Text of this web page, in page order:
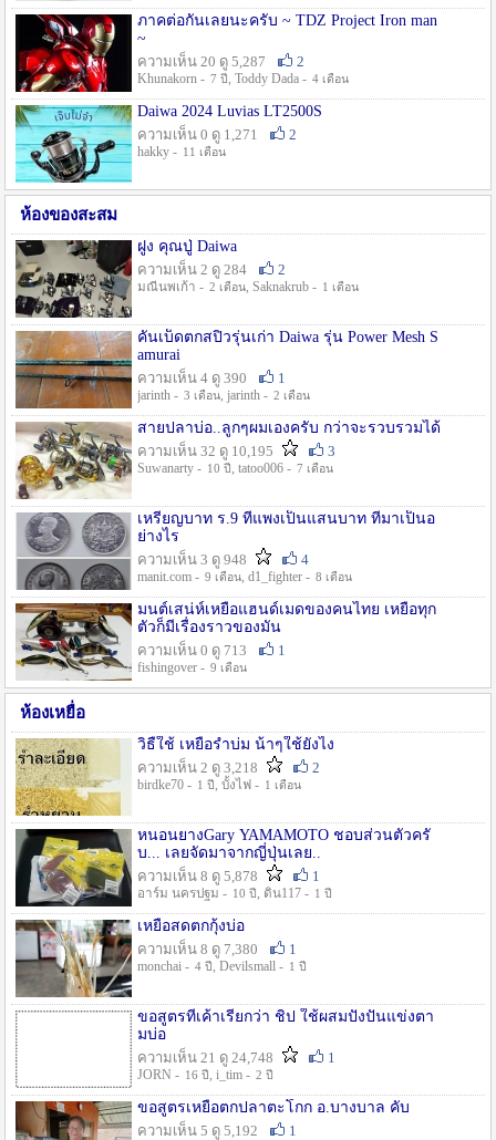
ภาคต่อกันเลยนะครับ ~ TDZ Project Iron man
~
ความเห็น 20 ดู 5,287
2
Khunakorn - 7 ปี , Toddy Dada - 4 เดือน
Daiwa 2024 Luvias LT2500S
ความเห็น 0 ดู 1,271
2
hakky - 11 เดือน
ห้องของสะสม
ฝูง คุณปู่ Daiwa
ความเห็น 2 ดู 284
2
มณีนพเก้า - 2 เดือน, Saknakrub - 1 เดือน
คันเบ็ดตกสปิ๋วรุ่นเก่า Daiwa รุ่น Power Mesh S
amurai
ความเห็น 4 ดู 390
1
jarinth - 3 เดือน, jarinth - 2 เดือน
สายปลาบ่อ..ลูกๆผมเองครับ กว่าจะรวบรวมได้
ความเห็น 32 ดู 10,195
3
Suwanarty - 10 ปี , tatoo006 - 7 เดือน
เหรียญบาท ร.9 ที่แพงเป็นแสนบาท ที่มาเป็นอ
ย่างไร
ความเห็น 3 ดู 948
4
manit.com - 9 เดือน, d1_fighter - 8 เดือน
มนต์เสน่ห์เหยื่อแฮนด์เมดของคนไทย เหยื่อทุก
ตัวก็มีเรื่องราวของมัน
ความเห็น 0 ดู 713
1
fishingover - 9 เดือน
ห้องเหยื่อ
วิธืใช้ เหยื่อรำบ่ม น้าๆใช้ยังไง
ความเห็น 2 ดู 3,218
2
birdke70 - 1 ปี , บั้งไฟ - 1 เดือน
หนอนยางGary YAMAMOTO ชอบส่วนตัวครั
บ... เลยจัดมาจากญี่ปุ่นเลย..
ความเห็น 8 ดู 5,878
1
อาร์ม นครปฐม - 10 ปี , ดิน117 - 1 ปี
เหยื่อสดตกกุ้งบ่อ
ความเห็น 8 ดู 7,380
1
monchai - 4 ปี , Devilsmall - 1 ปี
ขอสูตรที่เค้าเรียกว่า ชิป ใช้ผสมปังปั่นแข่งตา
มบ่อ
ความเห็น 21 ดู 24,748
1
JORN - 16 ปี , i_tim - 2 ปี
ขอสูตรเหยื่อตกปลาตะโกก อ.บางบาล คับ
ความเห็น 5 ดู 5,192
1